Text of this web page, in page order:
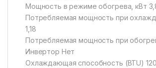
Мощность в режиме обогрева, кВт
Потребляемая мощность при
1,18
Потребляемая мощность при
Инвертор Нет
Охлаждающая способность (BTU)